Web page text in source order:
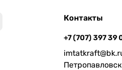
Контакты
+7 (707) 397 39